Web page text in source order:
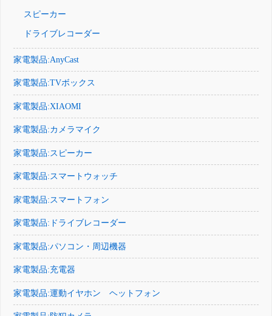
スピーカー
ドライブレコーダー
家電製品:AnyCast
家電製品:TVボックス
家電製品:XIAOMI
家電製品:カメラマイク
家電製品:スピーカー
家電製品:スマートウォッチ
家電製品:スマートフォン
家電製品:ドライブレコーダー
家電製品:パソコン・周辺機器
家電製品:充電器
家電製品:運動イヤホン ヘットフォン